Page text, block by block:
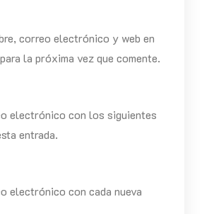
correo electrónico y web en
la próxima vez que comente.
electrónico con los siguientes
entrada.
electrónico con cada nueva